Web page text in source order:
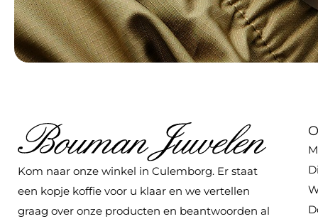
Kom naar onze winkel in Culemborg. Er staat
een kopje koffie voor u klaar en we vertellen
graag over onze producten en beantwoorden al